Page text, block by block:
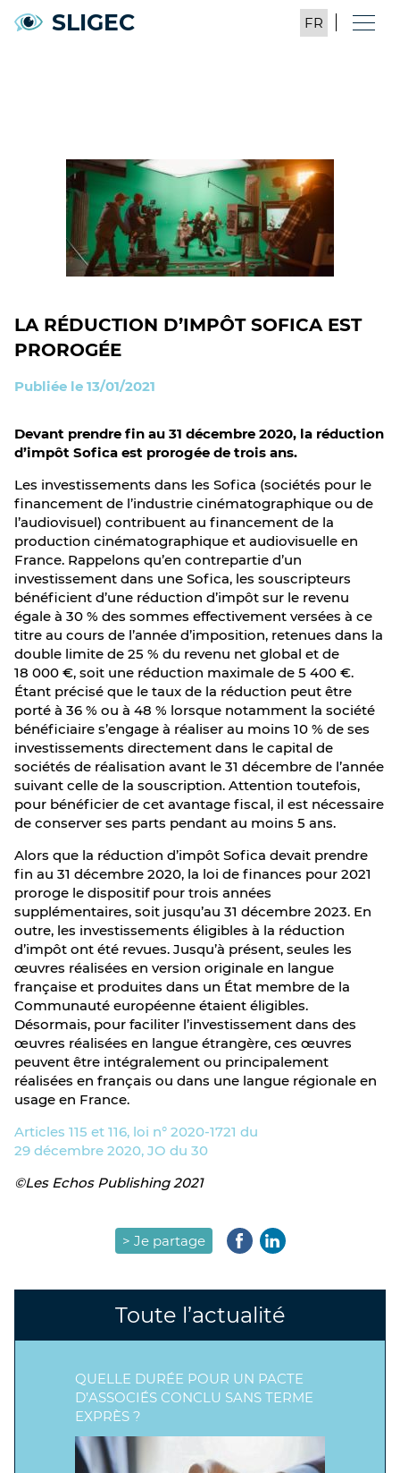
SLIGEC
LA RÉDUCTION D’IMPÔT SOFICA EST
PROROGÉE
Publiée le 13/01/2021
Devant prendre fin au 31 décembre 2020, la réduction
d’impôt Sofica est prorogée de trois ans.
Les investissements dans les Sofica (sociétés pour le
financement de l’industrie cinématographique ou de
l’audiovisuel) contribuent au financement de la
production cinématographique et audiovisuelle en
France. Rappelons qu’en contrepartie d’un
investissement dans une Sofica, les souscripteurs
bénéficient d’une réduction d’impôt sur le revenu
égale à 30 % des sommes effectivement versées à ce
titre au cours de l’année d’imposition, retenues dans la
double limite de 25 % du revenu net global et de
18 000 €, soit une réduction maximale de 5 400 €.
Étant précisé que le taux de la réduction peut être
porté à 36 % ou à 48 % lorsque notamment la société
bénéficiaire s’engage à réaliser au moins 10 % de ses
investissements directement dans le capital de
sociétés de réalisation avant le 31 décembre de l’année
suivant celle de la souscription. Attention toutefois,
pour bénéficier de cet avantage fiscal, il est nécessaire
de conserver ses parts pendant au moins 5 ans.
Alors que la réduction d’impôt Sofica devait prendre
fin au 31 décembre 2020, la loi de finances pour 2021
proroge le dispositif pour trois années
supplémentaires, soit jusqu’au 31 décembre 2023. En
outre, les investissements éligibles à la réduction
d’impôt ont été revues. Jusqu’à présent, seules les
œuvres réalisées en version originale en langue
française et produites dans un État membre de la
Communauté européenne étaient éligibles.
Désormais, pour faciliter l’investissement dans des
œuvres réalisées en langue étrangère, ces œuvres
peuvent être intégralement ou principalement
réalisées en français ou dans une langue régionale en
usage en France.
Articles 115 et 116, loi n° 2020-1721 du
29 décembre 2020, JO du 30
©Les Echos Publishing 2021
> Je partage
Toute l’actualité
QUELLE DURÉE POUR UN PACTE
D’ASSOCIÉS CONCLU SANS TERME
EXPRÈS ?